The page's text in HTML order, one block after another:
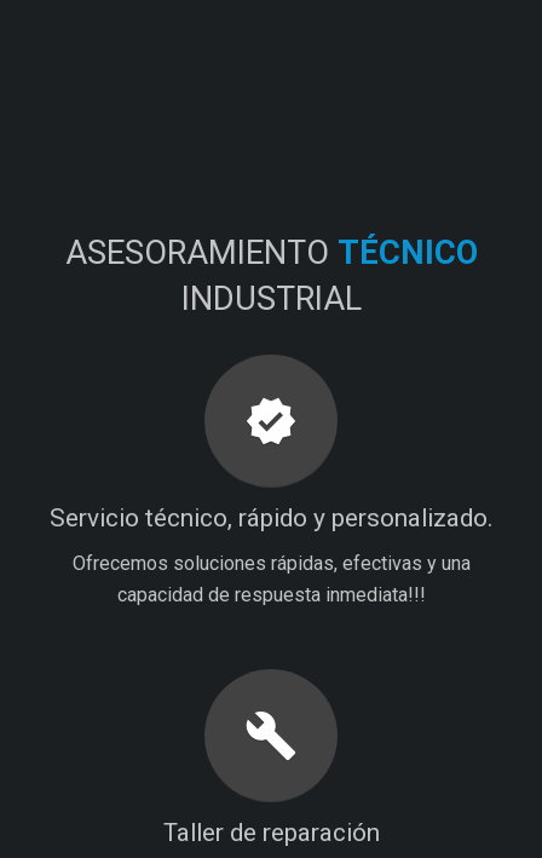
ASESORAMIENTO TÉCNICO
INDUSTRIAL
verified
Servicio técnico, rápido y personalizado.
Ofrecemos soluciones rápidas, efectivas y una
capacidad de respuesta inmediata!!!
build
Taller de reparación